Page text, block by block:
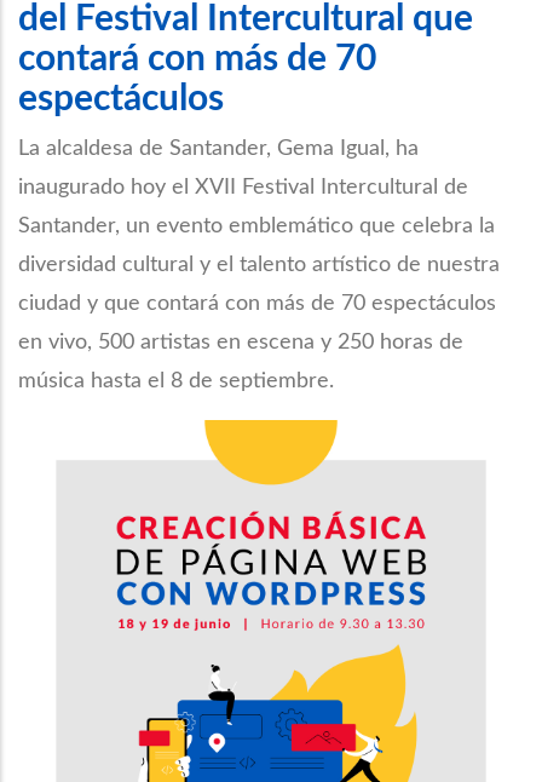
del Festival Intercultural que
contará con más de 70
espectáculos
La alcaldesa de Santander, Gema Igual, ha
inaugurado hoy el XVII Festival Intercultural de
Santander, un evento emblemático que celebra la
diversidad cultural y el talento artístico de nuestra
ciudad y que contará con más de 70 espectáculos
en vivo, 500 artistas en escena y 250 horas de
música hasta el 8 de septiembre.